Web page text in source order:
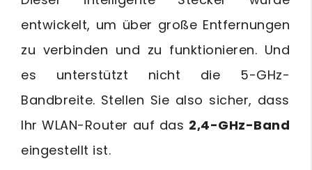
entwickelt, um über große Entfernungen
zu verbinden und zu funktionieren. Und
es unterstützt nicht die 5-GHz-
Bandbreite. Stellen Sie also sicher, dass
Ihr WLAN-Router auf das 2,4-GHz-Band
eingestellt ist.